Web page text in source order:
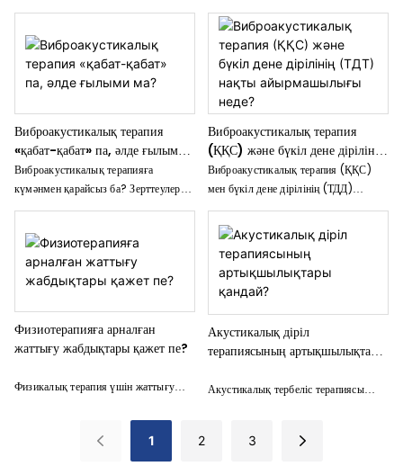
болу керектігін анықтаңыз. Dida
клиникалық көрсеткіштерін,
абсолютті қарсы көрсеткіштерін,
қауіпсіздік кеңестерін және
кіріс көздерін жасау үшін
виброакустикалық төсеніштердің
төмен жиілікті дыбыс толқындарын
қалай пайдаланатынын анықтаңыз.
Виброакустикалық терапия
«қабат-қабат» па, әлде ғылыми
ма?
Виброакустикалық терапияға
күмәнмен қарайсыз ба? Зерттеулерді
оқығанша күмәнмен қарауыңыз
көзқарассыз механизмдерді,
клиникалық дәлелдерді және шынайы
шектеулерді қамтиды.
Виброакустикалық терапия
(ҚҚС) және бүкіл дене дірілінің
(ТДТ) нақты айырмашылығы
неде?
Виброакустикалық терапия (ҚҚС)
мен бүкіл дене дірілінің (ТДД)
арасындағы негізгі ғылыми
айырмашылықтарды анықтаңыз.
Оңалту клиникаңызға, сауықтыру
орталығыңызға немесе бізге
хабарласыңыз.
Физиотерапияға арналған
жаттығу жабдықтары қажет пе?
Физикалық терапия үшін жаттығу
Физиотерапияға арналған жаттығу
жабдықтарына қажеттілік бірнеше
факторлар мен өлшемдерді қамтиды.
Акустикалық діріл
терапиясының артықшылықтары
Акустикалық тербеліс терапиясы
толқындарының жиіліктері мен
1 2 3